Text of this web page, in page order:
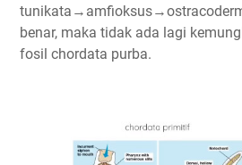
benar, maka tidak ada lagi
fosil chordata purba.